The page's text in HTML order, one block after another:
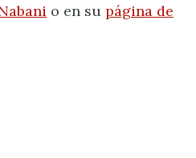
o en su página de